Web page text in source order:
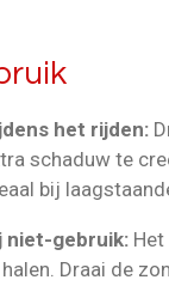
het rijden:
schaduw te
bij
niet-gebruik:Het
Draai de